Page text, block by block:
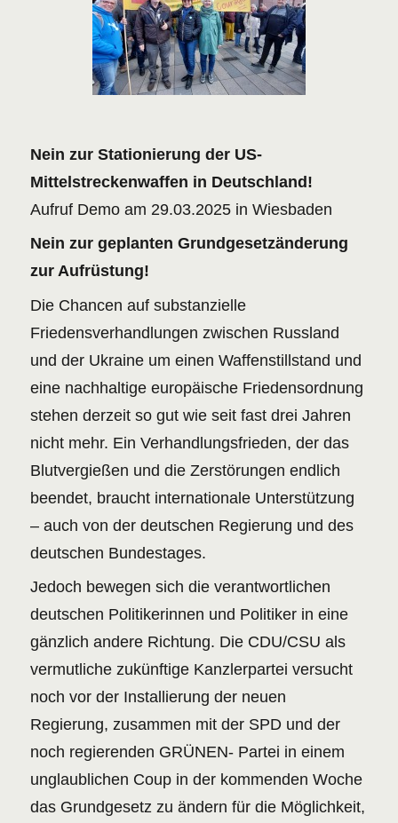
Nein zur Stationierung der US-
Mittelstreckenwaffen in Deutschland!
Aufruf Demo am 29.03.2025 in Wiesbaden
Nein zur geplanten Grundgesetzänderung
zur Aufrüstung!
Die Chancen auf substanzielle
Friedensverhandlungen zwischen Russland
und der Ukraine um einen Waffenstillstand und
eine nachhaltige europäische Friedensordnung
stehen derzeit so gut wie seit fast drei Jahren
nicht mehr. Ein Verhandlungsfrieden, der das
Blutvergießen und die Zerstörungen endlich
beendet, braucht internationale Unterstützung
– auch von der deutschen Regierung und des
deutschen Bundestages.
Jedoch bewegen sich die verantwortlichen
deutschen Politikerinnen und Politiker in eine
gänzlich andere Richtung. Die CDU/CSU als
vermutliche zukünftige Kanzlerpartei versucht
noch vor der Installierung der neuen
Regierung, zusammen mit der SPD und der
noch regierenden GRÜNEN- Partei in einem
unglaublichen Coup in der kommenden Woche
das Grundgesetz zu ändern für die Möglichkeit,